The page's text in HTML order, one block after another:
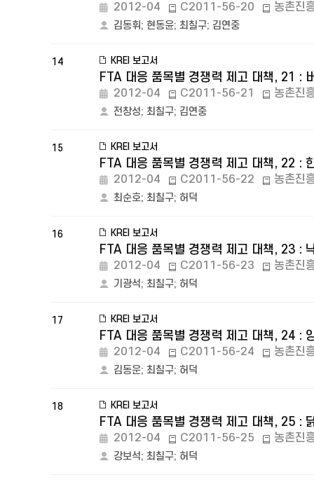
2012-04 C2011-56-20 농촌진
김동휘; 현동윤; 최칠구; 김연중
14 KREI 보고서
FTA 대응 품목별 경쟁력 제고 대책, 21 :
2012-04 C2011-56-21 농촌진
전창성; 최칠구; 김연중
15 KREI 보고서
FTA 대응 품목별 경쟁력 제고 대책, 22 :
2012-04 C2011-56-22 농촌진
최순호; 최칠구; 허덕
16 KREI 보고서
FTA 대응 품목별 경쟁력 제고 대책, 23 :
2012-04 C2011-56-23 농촌진
기광석; 최칠구; 허덕
17 KREI 보고서
FTA 대응 품목별 경쟁력 제고 대책, 24 :
2012-04 C2011-56-24 농촌진
김동운; 최칠구; 허덕
18 KREI 보고서
FTA 대응 품목별 경쟁력 제고 대책, 25 :
2012-04 C2011-56-25 농촌진
강보석; 최칠구; 허덕